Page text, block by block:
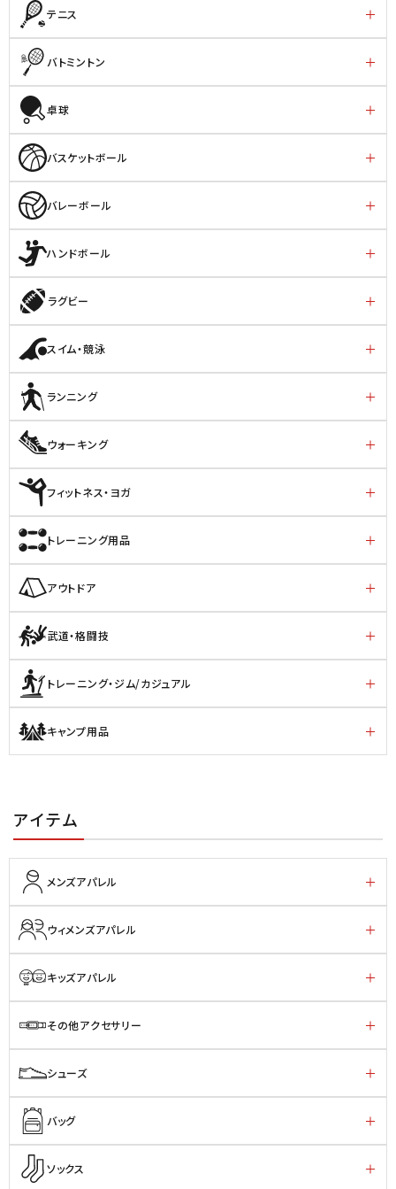
テニス
バトミントン
卓球
バスケットボール
バレーボール
ハンドボール
ラグビー
スイム・競泳
ランニング
ウォーキング
フィットネス・ヨガ
トレーニング用品
アウトドア
武道・格闘技
トレーニング・ジム/カジュアル
キャンプ用品
アイテム
メンズアパレル
ウィメンズアパレル
キッズアパレル
その他アクセサリー
シューズ
バッグ
ソックス